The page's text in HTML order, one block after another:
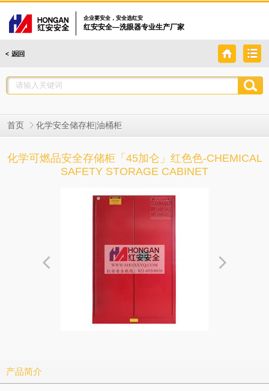
企业要安全，安全选红安
红安安全—洗眼器专业生产厂家
首页 化学安全储存柜|油桶柜
化学可燃品安全存储柜「45加仑」红色色-CHEMICAL
SAFETY STORAGE CABINET
产品简介